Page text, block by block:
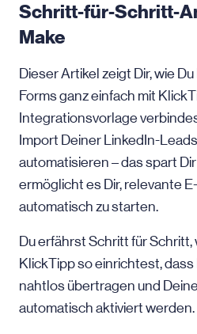
Schritt-für-Schritt-
Make
Dieser Artikel zeigt Dir, wie
Forms ganz einfach mit
Integrationsvorlage
Import Deiner LinkedIn-
automatisieren – das spart
ermöglicht es Dir, relevante
automatisch zu starten.
Du erfährst Schritt für Schritt,
KlickTipp so einrichtest,
nahtlos übertragen und
automatisch aktiviert werden.